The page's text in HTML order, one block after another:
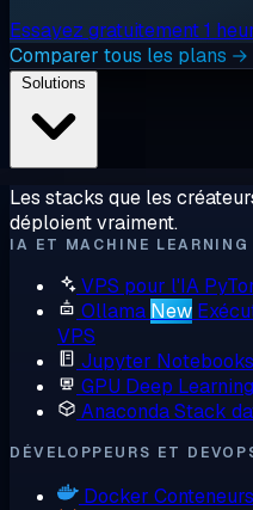
Essayez gratuitement 1
Comparer tous les plans →
Les stacks que les
déploient vraiment.
IA ET MACHINE LEARNING
VPS pour l'IA
Ollama New
VPS
Jupyter Notebooks
GPU Deep Learning
AnacondaStack
DÉVELOPPEURS ET
Docker